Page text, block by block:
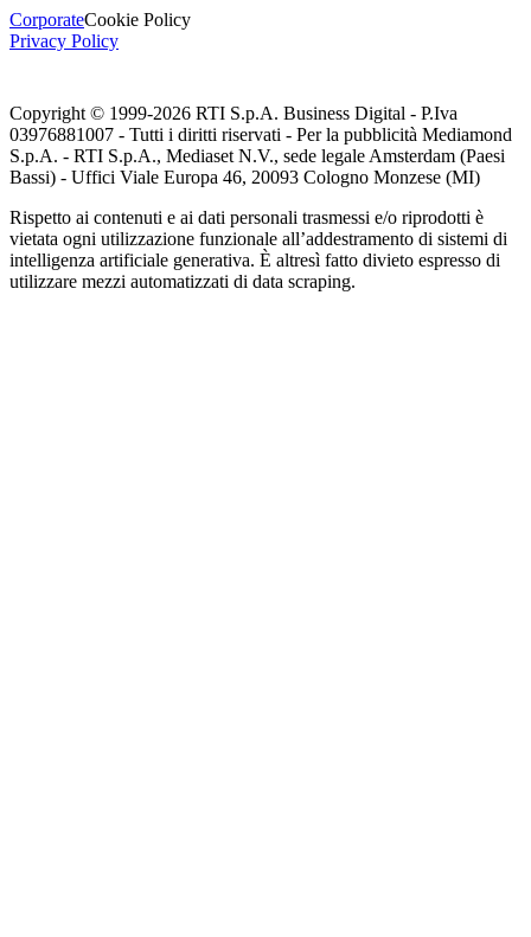
CorporateCookie Policy
Privacy Policy
Copyright © 1999-2026 RTI S.p.A. Business Digital - P.Iva
03976881007 - Tutti i diritti riservati - Per la pubblicità Mediamond
S.p.A. - RTI S.p.A., Mediaset N.V., sede legale Amsterdam (Paesi
Bassi) - Uffici Viale Europa 46, 20093 Cologno Monzese (MI)
Rispetto ai contenuti e ai dati personali trasmessi e/o riprodotti è
vietata ogni utilizzazione funzionale all’addestramento di sistemi di
intelligenza artificiale generativa. È altresì fatto divieto espresso di
utilizzare mezzi automatizzati di data scraping.